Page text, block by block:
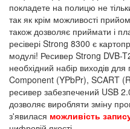
покладете на полицю не
так як крім можливості
також дозволяє приймати і
ресівері Strong 8300 є
модулі! Ресивер Strong
необхідний набір виходів
Component (YPbPr), SCART
ресивер забезпечений USB
дозволяє виробляти зміну
з'явилася можливість